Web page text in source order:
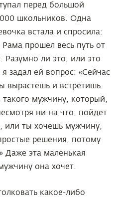
перед большой
школьников. Одна
встала и спросила:
Рама прошел весь путь от
ли это, или это
я задал ей вопрос: «Сейчас
вырастешь и встретишь
мужчину, который,
ни на что, пойдет
или ты хочешь мужчину,
решения, потому
Даже эта маленькая
она хочет.
какое-либо